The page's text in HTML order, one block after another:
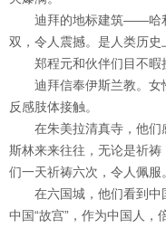
迪拜的地标建筑——哈利
双，令人震撼。是人类历史
郑程元和伙伴们目不暇
迪拜信奉伊斯兰教。女
反感肢体接触。
在朱美拉清真寺，他们
斯林来来往往，无论是祈
们一天祈祷六次，令人佩服。
在六国城，他们看到中
中国“故宫”，作为中国人，